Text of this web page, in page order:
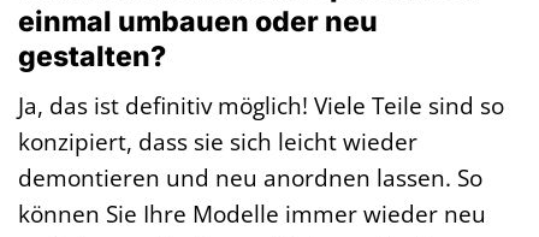
einmal umbauen oder neu
gestalten?
Ja, das ist definitiv möglich! Viele Teile sind so
konzipiert, dass sie sich leicht wieder
demontieren und neu anordnen lassen. So
können Sie Ihre Modelle immer wieder neu